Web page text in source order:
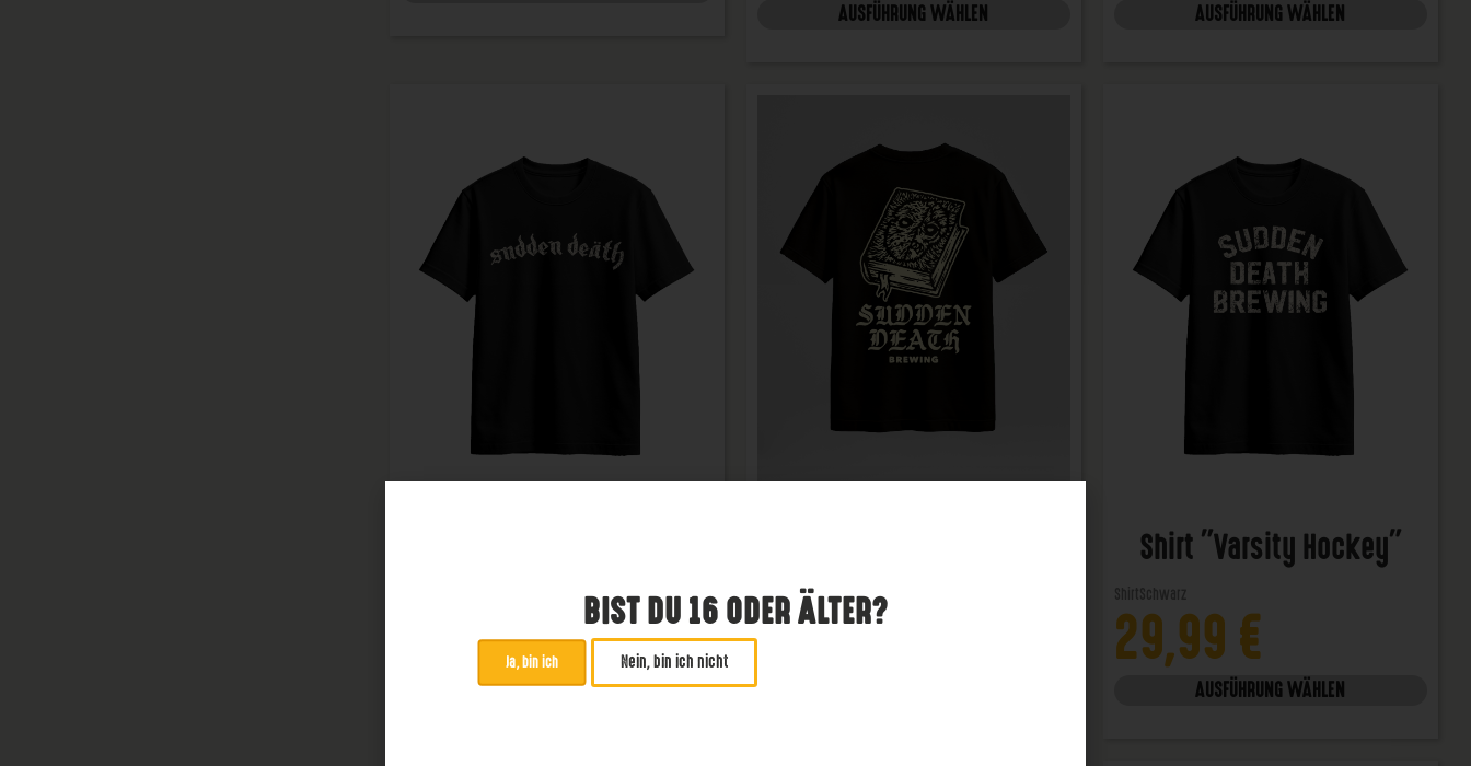
AUSFÜHRUNG WÄHLEN AUSFÜHRUNG WÄHLEN
29,99€
AUSFÜHRUNG WÄHLEN
29,99€
Shirt "Varsity Hockey"
29,99 €
AUSFÜHRUNG WÄHLEN
BIST DU 16 ODER ÄLTER?
Ja, bin ich Nein, bin ich nicht